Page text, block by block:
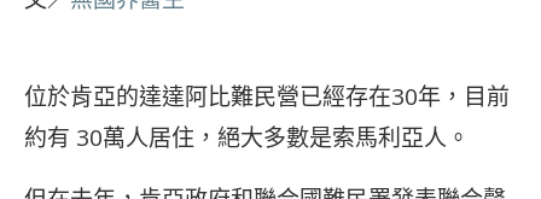
位於肯亞的達達阿比難民營已經存在30年，目前
約有 30萬人居住，絕大多數是索馬利亞人。